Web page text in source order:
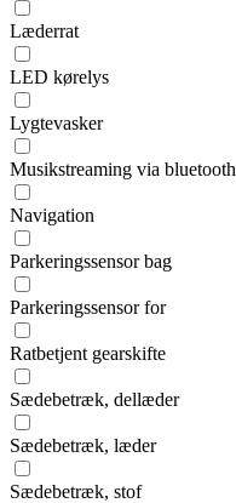
Læderrat
LED kørelys
Lygtevasker
Musikstreaming via bluetooth
Navigation
Parkeringssensor bag
Parkeringssensor for
Ratbetjent gearskifte
Sædebetræk, dellæder
Sædebetræk, læder
Sædebetræk, stof